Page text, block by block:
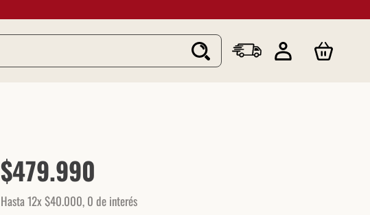
$479.990
Hasta 12x$40.000, 0 de interés